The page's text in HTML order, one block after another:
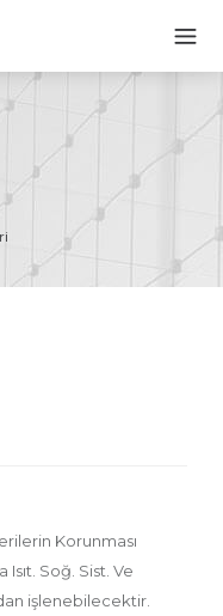
Korunması
Soğ. Sist. Ve
işlenebilecektir.